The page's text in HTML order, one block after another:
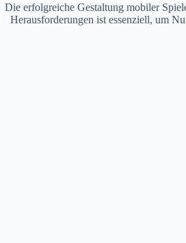
Die erfolgreiche Gestaltung mobiler
Herausforderungen ist essenziell, um